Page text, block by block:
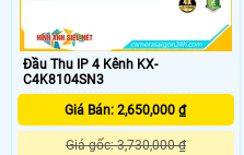
Đầu Thu IP 4 Kênh KX-
C4K8104SN3
Giá Bán: 2,650,000 ₫
Giá gốc: 3,730,000 ₫